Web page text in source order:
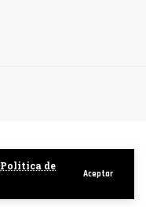
Politica de
Aceptar